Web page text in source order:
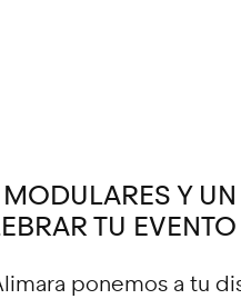
Y
TU
ponemos a tu